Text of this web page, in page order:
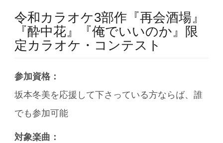
令和カラオケ3部作『再会酒場』
『酔中花』『俺でいいのか』限
定カラオケ・コンテスト
参加資格：
坂本冬美を応援して下さっている方ならば、誰
でも参加可能
対象楽曲：